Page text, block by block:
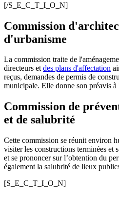
[/S_E_C_T_I_O_N]
Commission
d'urbanisme
La commission traite de
directeurs etdes plans d'affectation
reçus, demandes de permis de
municipale. Elle donne son préavis
Commission de
et de salubrité
Cette commission se réunit environ
visiter les constructions terminées et
et se prononcer sur l’obtention du
également la salubrité de lieux
[S_E_C_T_I_O_N]